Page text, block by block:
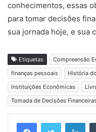
conhecimentos, essas
para tomar decisões
sua jornada hoje, e sua
Etiquetas Compreensão
finanças pessoais
História
Instituições Econômicas
Tomada de Decisões